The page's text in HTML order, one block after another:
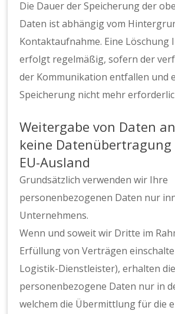
Die Dauer der Speicherung der
Daten ist abhängig vom
Kontaktaufnahme. Eine Löschung
erfolgt regelmäßig, sofern der
der Kommunikation entfallen und
Speicherung nicht mehr
Weitergabe von Daten
keine
EU-Ausland
Grundsätzlich verwenden wir Ihre
personenbezogenen Daten nur
Unternehmens.
Wenn und soweit wir Dritte im
Erfüllung von Verträgen
Logistik-Dienstleister), erhalten
personenbezogene Daten nur in
welchem die Übermittlung für die